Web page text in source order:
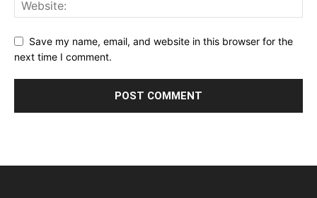
Save my name, email, and website in this browser for the
next time I comment.